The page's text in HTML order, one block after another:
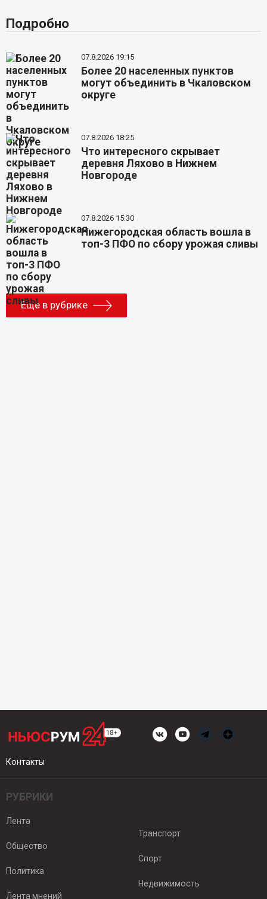
Подробно
07.8.2026 19:15
Более 20 населенных пунктов
могут объединить в Чкаловском
округе
07.8.2026 18:25
Что интересного скрывает
деревня Ляхово в Нижнем
Новгороде
07.8.2026 15:30
Нижегородская область вошла в
топ-3 ПФО по сбору урожая сливы
Еще в рубрике
Контакты
РУБРИКИ
Лента
Общество
Политика
Лента мнений
Транспорт
Спорт
Недвижимость